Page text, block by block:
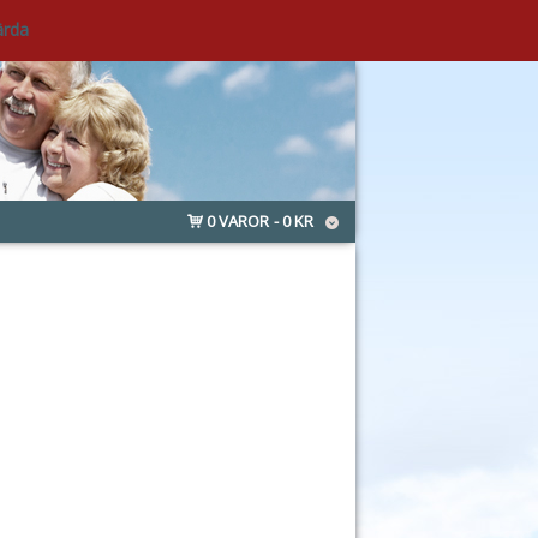
0 VAROR 0 KR